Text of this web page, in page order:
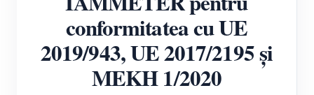
Contor de energie Wi-Fi trifazat (WEM3050T)
Controler de putere WiFi
IAMMETER Cloud Pro
conformitatea cu UE
2019/943, UE 2017/2195 și
MEKH 1/2020